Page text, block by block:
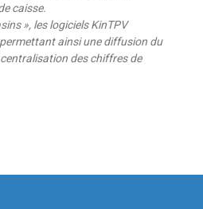
caisse.
», les logiciels KinTPV
ainsi une diffusion du
des chiffres de